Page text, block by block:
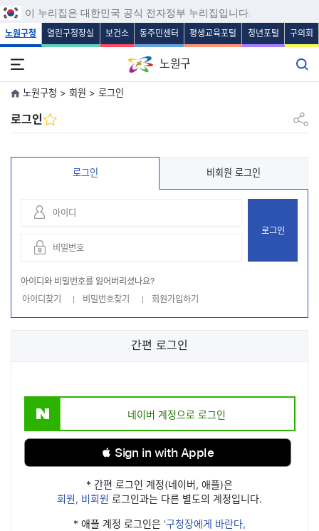
본문 바로가기
주메뉴 바로가기
보조메뉴 바로가기
푸터 바로가기
이 누리집은 대한민국 공식 전자정부 누리집입니다.
노원구청 열린구청장실 보건소 동주민센터 평생교육포털 청년포털 구의회
노원구
노원구청 > 회원 > 로그인
로그인 공유하
로그인 비회원 로그인
로그인
아이디와 비밀번호를 잃어버리셨나요?
아이디찾기
비밀번호찾기 회원가입하기
간편 로그인
네이버 계정으로 로그인
 Sign in with Apple
* 간편 로그인 계정(네이버, 애플)은
회원, 비회원 로그인과는 다른 별도의 계정입니다.
* 애플 계정 로그인은 '구청장에게 바란다,